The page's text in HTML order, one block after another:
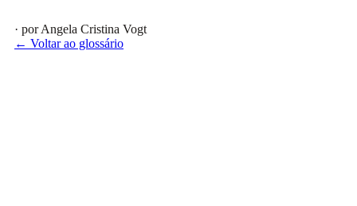
· por Angela Cristina Vogt
← Voltar ao glossário